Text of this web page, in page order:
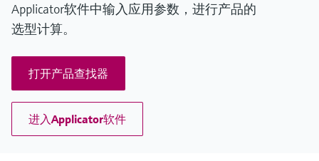
Applicator软件中输入应用参数，进行产品的
选型计算。
打开产品查找器
进入Applicator软件